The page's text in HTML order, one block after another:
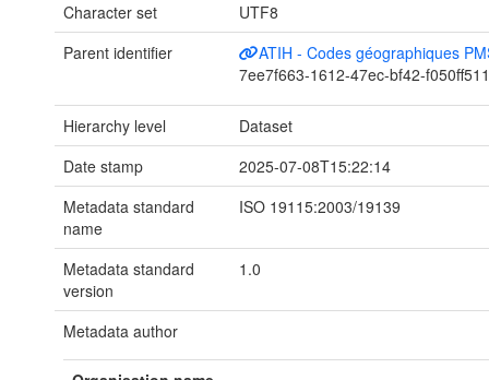
Character set
UTF8
Parent identifier
ATIH - Codes géographiques
7ee7f663-1612-47ec-bf42-
Hierarchy level
Dataset
Date stamp
2025-07-08T15:22:14
Metadata standard
name
ISO 19115:2003/19139
Metadata standard
version
1.0
Metadata author